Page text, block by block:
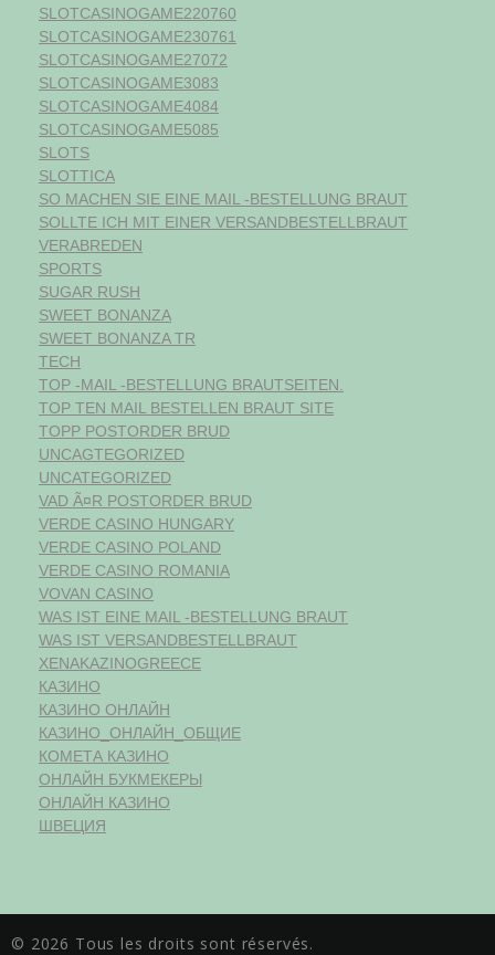
SLOTCASINOGAME220760
SLOTCASINOGAME230761
SLOTCASINOGAME27072
SLOTCASINOGAME3083
SLOTCASINOGAME4084
SLOTCASINOGAME5085
SLOTS
SLOTTICA
SO MACHEN SIE EINE MAIL -BESTELLUNG BRAUT
SOLLTE ICH MIT EINER VERSANDBESTELLBRAUT
VERABREDEN
SPORTS
SUGAR RUSH
SWEET BONANZA
SWEET BONANZA TR
TECH
TOP -MAIL -BESTELLUNG BRAUTSEITEN.
TOP TEN MAIL BESTELLEN BRAUT SITE
TOPP POSTORDER BRUD
UNCAGTEGORIZED
UNCATEGORIZED
VAD Ã¤R POSTORDER BRUD
VERDE CASINO HUNGARY
VERDE CASINO POLAND
VERDE CASINO ROMANIA
VOVAN CASINO
WAS IST EINE MAIL -BESTELLUNG BRAUT
WAS IST VERSANDBESTELLBRAUT
XENAKAZINOGREECE
КАЗИНО
КАЗИНО ОНЛАЙН
КАЗИНО_ОНЛАЙН_ОБЩИЕ
КОМЕТА КАЗИНО
ОНЛАЙН БУКМЕКЕРЫ
ОНЛАЙН КАЗИНО
ШВЕЦИЯ
© 2026 Tous les droits sont réservés.